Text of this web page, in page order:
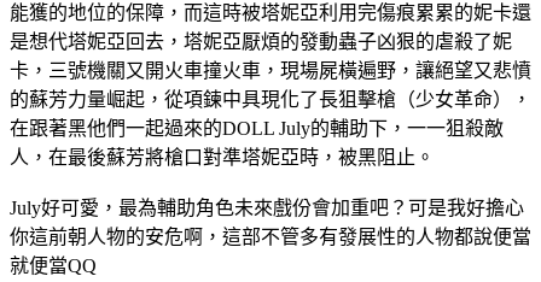
能獲的地位的保障，而這時被塔妮亞利用完傷痕累累的妮卡還
是想代塔妮亞回去，塔妮亞厭煩的發動蟲子凶狠的虐殺了妮
卡，三號機關又開火車撞火車，現場屍橫遍野，讓絕望又悲憤
的蘇芳力量崛起，從項鍊中具現化了長狙擊槍（少女革命），
在跟著黑他們一起過來的DOLL July的輔助下，一一狙殺敵
人，在最後蘇芳將槍口對準塔妮亞時，被黑阻止。
July好可愛 ，最為輔助角色未來戲份會加重吧？可是我好擔心
你這前朝人物的安危啊，這部不管多有發展性的人物都說便當
就便當QQ